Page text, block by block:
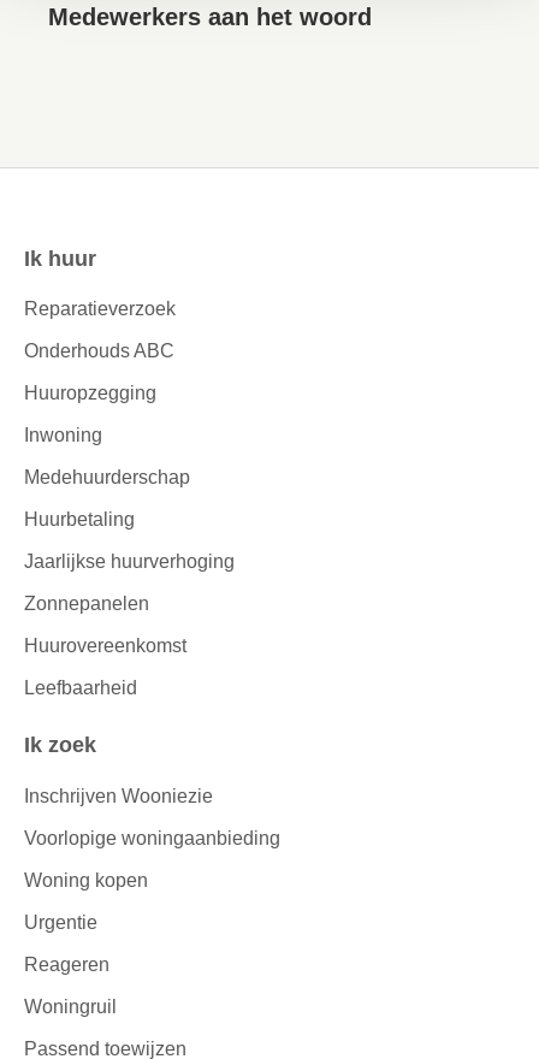
Medewerkers aan het woord
Contactinformatie
Ik huur
Reparatieverzoek
Onderhouds ABC
Huuropzegging
Inwoning
Medehuurderschap
Huurbetaling
Jaarlijkse huurverhoging
Zonnepanelen
Huurovereenkomst
Leefbaarheid
Ik zoek
Inschrijven Wooniezie
Voorlopige woningaanbieding
Woning kopen
Urgentie
Reageren
Woningruil
Passend toewijzen